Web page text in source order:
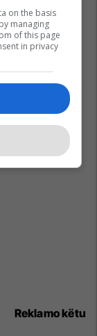
Reklamo këtu
on the basis
managing
of this page
in privacy